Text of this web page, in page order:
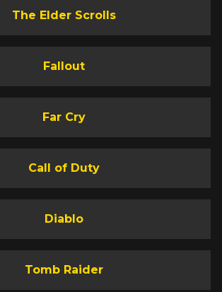
The Elder Scrolls
Fallout
Far Cry
Call of Duty
Diablo
Tomb Raider